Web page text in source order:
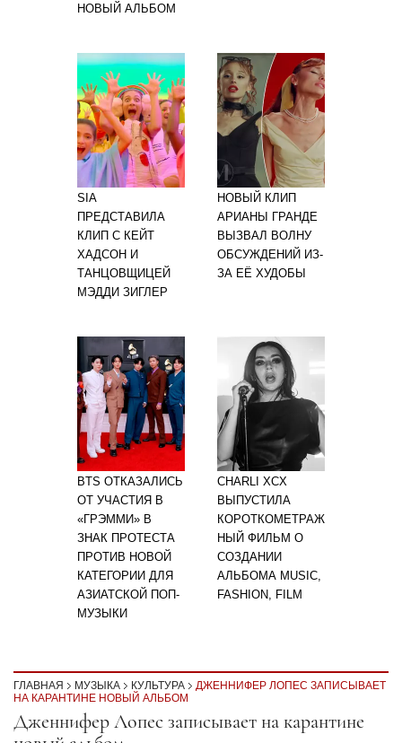
НОВЫЙ АЛЬБОМ
SIA
ПРЕДСТАВИЛА
КЛИП С КЕЙТ
ХАДСОН И
ТАНЦОВЩИЦЕЙ
МЭДДИ ЗИГЛЕР
НОВЫЙ КЛИП
АРИАНЫ ГРАНДЕ
ВЫЗВАЛ ВОЛНУ
ОБСУЖДЕНИЙ ИЗ-
ЗА ЕЁ ХУДОБЫ
BTS ОТКАЗАЛИСЬ
ОТ УЧАСТИЯ В
«ГРЭММИ» В
ЗНАК ПРОТЕСТА
ПРОТИВ НОВОЙ
КАТЕГОРИИ ДЛЯ
АЗИАТСКОЙ ПОП-
МУЗЫКИ
CHARLI XCX
ВЫПУСТИЛА
КОРОТКОМЕТРАЖ
НЫЙ ФИЛЬМ О
СОЗДАНИИ
АЛЬБОМА MUSIC,
FASHION, FILM
ГЛАВНАЯ МУЗЫКА КУЛЬТУРА
ДЖЕННИФЕР ЛОПЕС ЗАПИСЫВАЕТ
НА КАРАНТИНЕ НОВЫЙ АЛЬБОМ
Секция статей
Дженнифер Лопес записывает на карантине